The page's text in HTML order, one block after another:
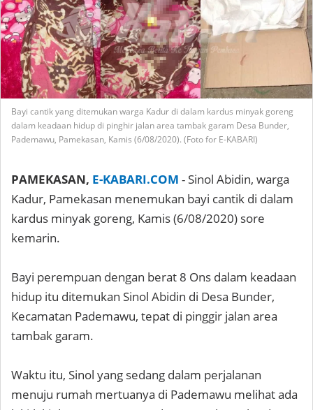
Bayi cantik yang ditemukan warga Kadur di dalam kardus minyak goreng
dalam keadaan hidup di pinghir jalan area tambak garam Desa Bunder,
Pademawu, Pamekasan, Kamis (6/08/2020). (Foto for E-KABARI)
PAMEKASAN, E-KABARI.COM - Sinol Abidin, warga
Kadur, Pamekasan menemukan bayi cantik di dalam
kardus minyak goreng, Kamis (6/08/2020) sore
kemarin.
Bayi perempuan dengan berat 8 Ons dalam keadaan
hidup itu ditemukan Sinol Abidin di Desa Bunder,
Kecamatan Pademawu, tepat di pinggir jalan area
tambak garam.
Waktu itu, Sinol yang sedang dalam perjalanan
menuju rumah mertuanya di Pademawu melihat ada